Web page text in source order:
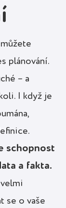
plánování.
– a
I když je
schopnost
a fakta.
se o vaše